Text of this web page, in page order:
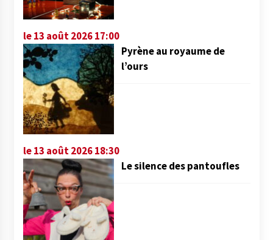
le 13 août 2026 17:00
Pyrène au royaume de
l’ours
le 13 août 2026 18:30
Le silence des pantoufles